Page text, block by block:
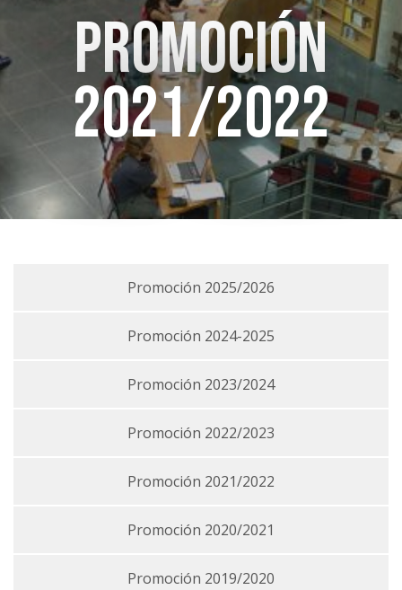
Promoción
2021/2022
Promoción 2025/2026
Promoción 2024-2025
Promoción 2023/2024
Promoción 2022/2023
Promoción 2021/2022
Promoción 2020/2021
Promoción 2019/2020